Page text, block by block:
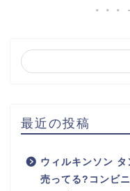
最近の投稿
ウィルキンソン
売ってる?コンビ